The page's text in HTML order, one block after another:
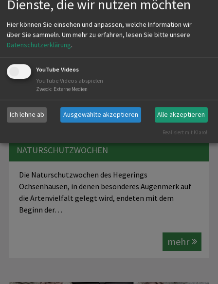
NATURSCHUTZWOCHEN
Die Naturschutzwochen des Hegerings
Ochsenhausen, in denen besonderes Augenmerk auf
die Artenvielfalt gelegt wird, endeten mit dem
Beginn der…
mehr
Dienste, die wir nutzen möchten
Hier können Sie einsehen und anpassen, welche Information wir
über Sie sammeln. Um mehr zu erfahren, lesen Sie bitte unsere
Datenschutzerklärung.
YouTube Videos
YouTube Videos abspielen
Zweck: Externe Medien
Ich lehne ab Ausgewählte akzeptieren Alle akzeptieren
Realisiert mit Klaro!